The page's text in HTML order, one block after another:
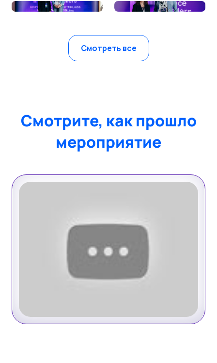
Смотреть все
Смотрите, как прошло
мероприятие